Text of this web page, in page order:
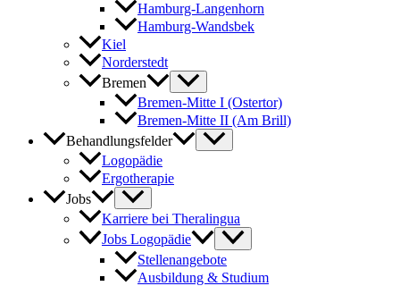
Hamburg-Langenhorn
Hamburg-Wandsbek
Kiel
Norderstedt
Bremen
Bremen-Mitte I (Ostertor)
Bremen-Mitte II (Am Brill)
Behandlungsfelder
Logopädie
Ergotherapie
Jobs
Karriere bei Theralingua
Jobs Logopädie
Stellenangebote
Ausbildung & Studium